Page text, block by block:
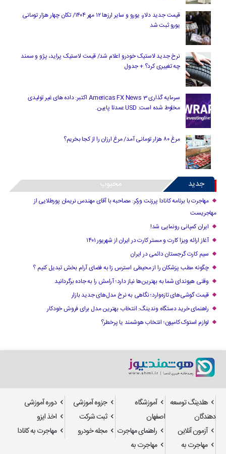
قیمت جدید دلار، یورو و سایر ارزها ۱۲ مهر ۱۴۰۴/ تکان چهار هزار تومانی
یورو ثبت شد
نرخ جدید لاستیک خودرو اعلام شد/ قیمت لاستیک پراید، پژو و سمند
چه تغییری کرد؟ + جدول
سرمایه گذاری Americas FX News 3 اکتبر: داده های غیر تولیدی
مخلوط شده است. USD عمدتا پایین.
مرغ ۸۰ هزار تومانی آمد/ مرغ ارزان را از کجا بخریم؟
جدید محبوب
مهاجرت با برنامه کانادا پرزنت ورکر: مصاحبه با آقای مهندس نریمان پورطلایی از
مهاجریست
ایران کمپانی رونمایی شد!
آغاز ارائه ویزا کارت و مستر کارت در ایران از شهریور ۱۴۰۱
سیم کارت گرجستان دائمی در ایران
چگونه مطب پزشکان را از محیطی استرس زا به فضای آرام بخش تبدیل کنیم ؟
وقتی هیوندای شما به بهترین‌ها نیاز دارد؛ آرامش را به جاده برگردانید
قیمت گوشی‌های تازه‌وارد؛ نگاهی به نرخ مدل‌های جدید بازار
راهنمای خرید دستگاه وندینگ: انتخاب بهترین مدل برای فروش خودکار
لوازم استوک کامیون؛ انتخاب هوشمند یا پرخطر؟
هلدینگ توسعه
دهندگان
آموزشگاه
اصفهان
جزوه آموزشی
دوره آموزشی
ثبت شرکت
اخذ ایزو
آزمون آنلاین
راهنمای مهاجرت مجله خودرو
مهاجرت به کانادا
مهاجرت به
مهاجرت به